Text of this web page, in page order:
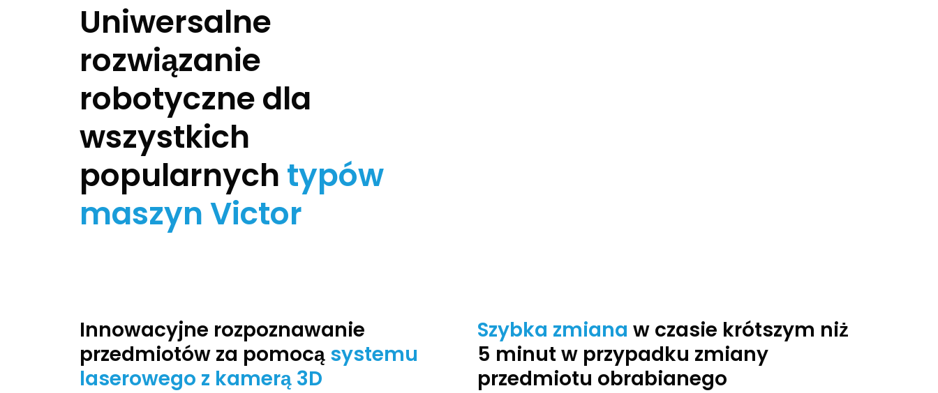
Uniwersalne
rozwiązanie
robotyczne dla
wszystkich
popularnych typów
maszyn Victor
Innowacyjne rozpoznawanie
przedmiotów za pomocą systemu
laserowego z kamerą 3D
Szybka zmiana w czasie krótszym niż
5 minut w przypadku zmiany
przedmiotu obrabianego